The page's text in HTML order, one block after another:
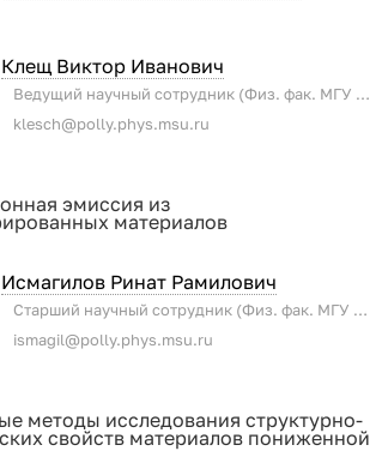
Клещ Виктор Иванович
Ведущий научный сотрудник (Физ. фак. МГУ имени М.В. Ломоносова)
klesch@polly.phys.msu.ru
эмиссия из
материалов
Исмагилов Ринат Рамилович
Старший научный сотрудник (Физ. фак. МГУ имени М.В. Ломоносова)
ismagil@polly.phys.msu.ru
методы исследования структурно-
свойств материалов пониженной